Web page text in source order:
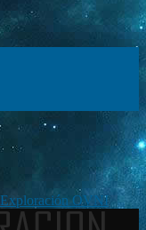
Exploración OVNI